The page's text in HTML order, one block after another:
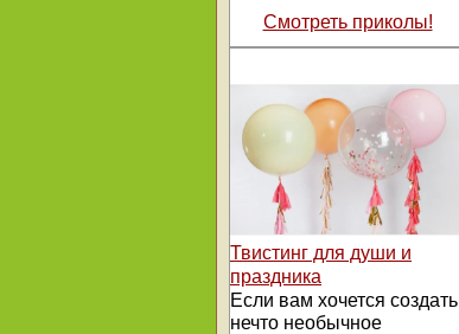
Смотреть приколы!
Твистинг для души и
праздника
Если вам хочется создать
нечто необычное